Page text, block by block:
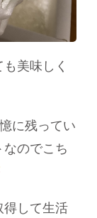
美味しく
に残ってい
のでこち
して生活